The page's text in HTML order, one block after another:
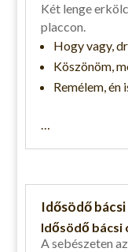
Két lenge
placcon.
Hogy vagy,
Köszönöm,
Remélem, én
…
Idősödő
Idősödő bácsi
A sebészeten